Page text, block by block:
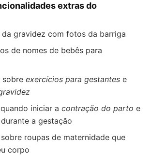
extras do
da gravidez com fotos da barriga
de nomes de bebês para
sobre exercícios para gestantes e
iniciar a contração do parto e
a gestação
roupas de maternidade que
corpo